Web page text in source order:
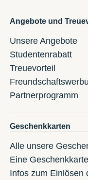
Angebote und
Unsere Angebote
Studentenrabatt
Treuevorteil
Partnerprogramm
Geschenkkarten
Alle unsere
Eine
Infos zum Einlösen